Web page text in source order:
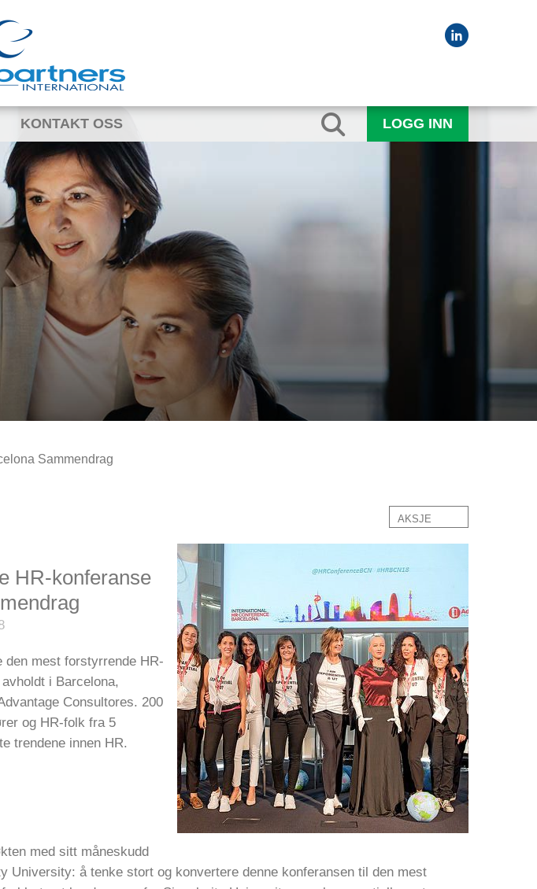
KONTAKT OSS LOGG INN
Sammendrag
AKSJE
HR-konferanse
den mest forstyrrende HR-
i Barcelona,
Consultores. 200
og HR-folk fra 5
trendene innen HR.
med sitt måneskudd
University: å tenke stort og konvertere denne konferansen til den mest